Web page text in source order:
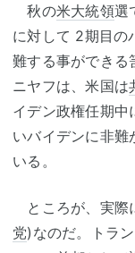
秋の米大統領選
に対して 2期目の
難する事ができる
ニヤフは、米国は
イデン政権任期中
いバイデンに非難
いる。
ところが、実際
党)なのだ。トラ